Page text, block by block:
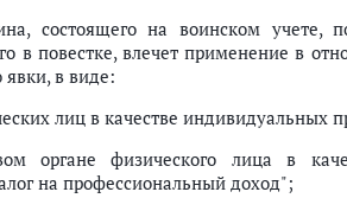
состоящего на воинском учете,
в повестке, влечет применение в
в виде:
лиц в качестве индивидуальных
органе физического лица в
на профессиональный доход";